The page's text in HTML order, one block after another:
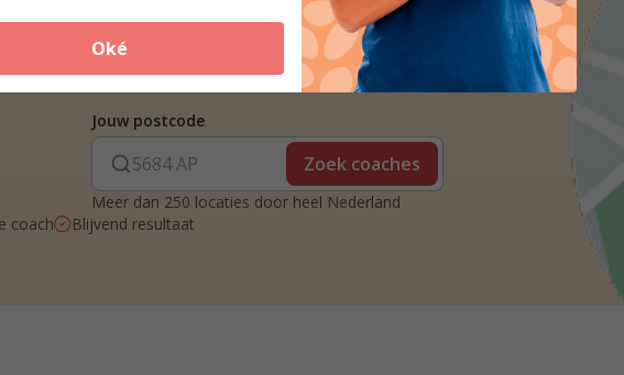
Oké
Jouw postcode
Zoek coaches
Meer dan 250 locaties door heel Nederland
coach Blijvend resultaat